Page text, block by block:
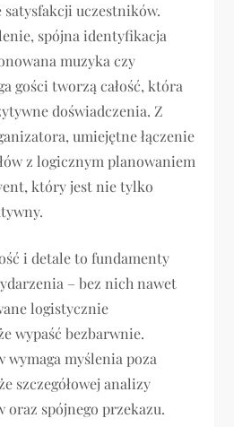
uczestników.
spójna identyfikacja
muzyka czy
gości tworzą całość, która
doświadczenia. Z
umiejętne łączenie
z logicznym planowaniem
który jest nie tylko
i detale to fundamenty
– bez nich nawet
logistycznie
wypaść bezbarwnie.
wymaga myślenia poza
szczegółowej analizy
spójnego przekazu.